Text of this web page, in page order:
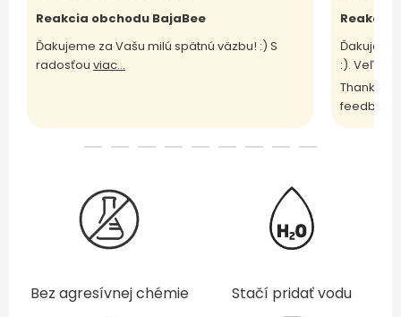
Reakcia obchodu BajaBee
Ďakujeme za Vašu milú spätnú väzbu! :) S
radosťou viac...
Reakcia
:). Veľm
Thank
feedback
Bez agresívnej chémie Stačí pridať vodu